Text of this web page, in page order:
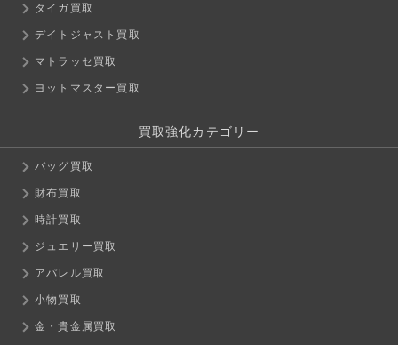
タイガ買取
デイトジャスト買取
マトラッセ買取
ヨットマスター買取
買取強化カテゴリー
バッグ買取
財布買取
時計買取
ジュエリー買取
アパレル買取
小物買取
金・貴金属買取